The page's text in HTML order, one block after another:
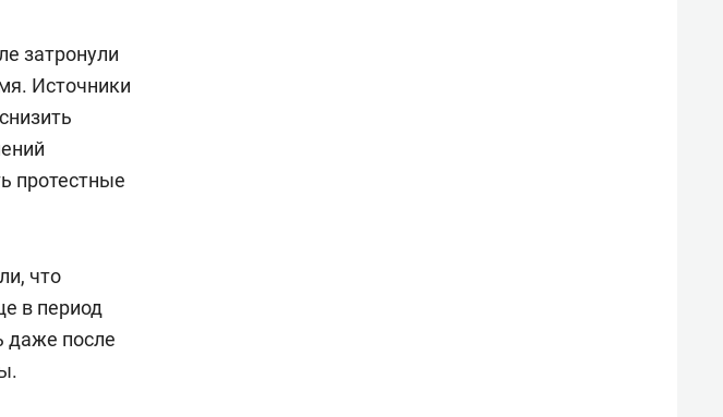
затронули
Источники
протестные
что
в период
даже после